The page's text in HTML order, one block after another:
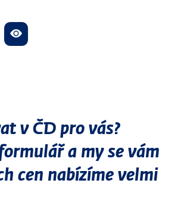
v ČD pro vás?
a my se vám
cen nabízíme velmi